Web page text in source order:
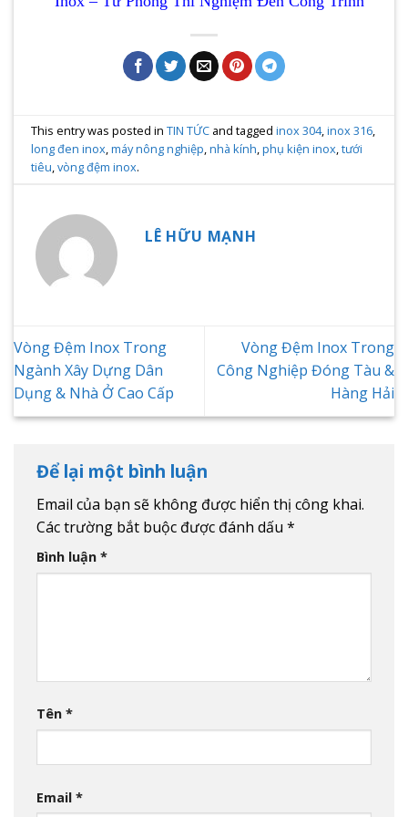
This entry was posted inTIN TỨC and taggedinox 304,inox 316,
long đen inox,máy nông nghiệp,nhà kính,phụ kiện inox,tưới
tiêu,vòng đệm inox.
LÊ HỮU MẠNH
Vòng Đệm Inox Trong
Ngành Xây Dựng Dân
Dụng & Nhà Ở Cao Cấp
Vòng Đệm Inox Trong
Công Nghiệp Đóng Tàu &
Hàng Hải
Để lại một bình luận
Email của bạn sẽ không được hiển thị công khai.
Các trường bắt buộc được đánh dấu *
Bình luận *
Tên *
Email *